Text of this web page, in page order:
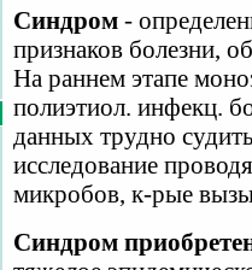
Синдром -
признаков болезни,
На раннем этапе
полиэтиол. инфекц.
данных трудно
исследование
микробов, к-рые
Синдром